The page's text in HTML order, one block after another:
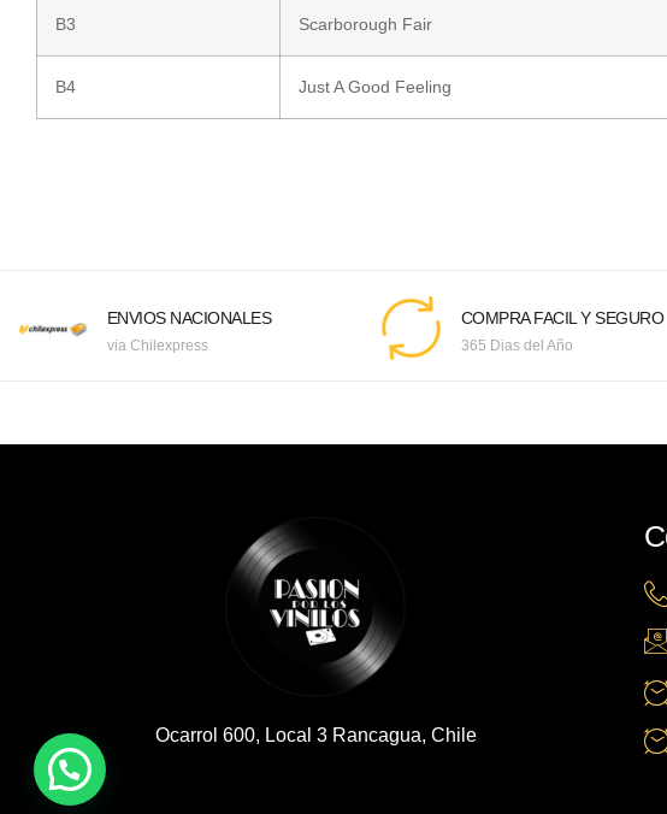
B3 Scarborough Fair
B4 Just A Good Feeling
ENVIOS NACIONALES
via Chilexpress
COMPRA FACIL Y SEGURO
365 Dias del Año
Ocarrol 600, Local 3 Rancagua, Chile